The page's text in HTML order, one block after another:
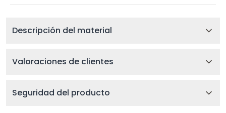
Descripción del material
Valoraciones de clientes
Seguridad del producto